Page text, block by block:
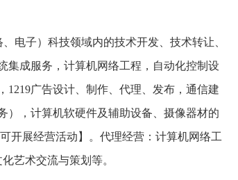
电子）科技领域内的技术开发、技术转让、
集成服务，计算机网络工程，自动化控制设
广告设计、制作、代理、发布，通信建
），计算机软硬件及辅助设备、摄像器材的
开展经营活动】。代理经营：计算机网络工
艺术交流与策划等。